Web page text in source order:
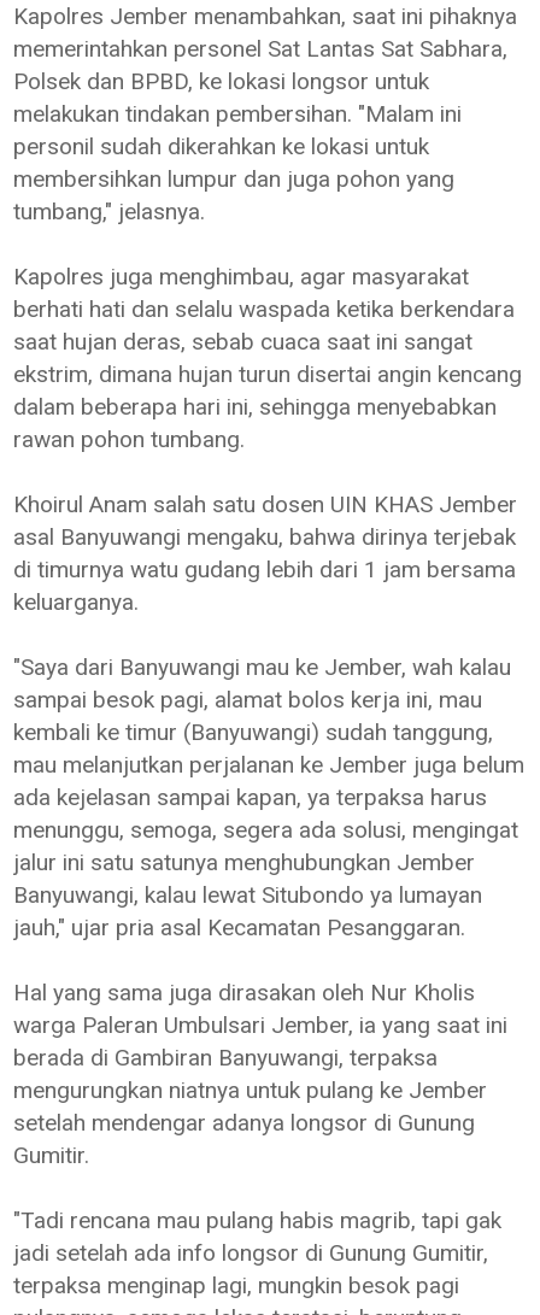
Kapolres Jember menambahkan, saat ini pihaknya
memerintahkan personel Sat Lantas Sat Sabhara,
Polsek dan BPBD, ke lokasi longsor untuk
melakukan tindakan pembersihan. "Malam ini
personil sudah dikerahkan ke lokasi untuk
membersihkan lumpur dan juga pohon yang
tumbang," jelasnya.
Kapolres juga menghimbau, agar masyarakat
berhati hati dan selalu waspada ketika berkendara
saat hujan deras, sebab cuaca saat ini sangat
ekstrim, dimana hujan turun disertai angin kencang
dalam beberapa hari ini, sehingga menyebabkan
rawan pohon tumbang.
Khoirul Anam salah satu dosen UIN KHAS Jember
asal Banyuwangi mengaku, bahwa dirinya terjebak
di timurnya watu gudang lebih dari 1 jam bersama
keluarganya.
"Saya dari Banyuwangi mau ke Jember, wah kalau
sampai besok pagi, alamat bolos kerja ini, mau
kembali ke timur (Banyuwangi) sudah tanggung,
mau melanjutkan perjalanan ke Jember juga belum
ada kejelasan sampai kapan, ya terpaksa harus
menunggu, semoga, segera ada solusi, mengingat
jalur ini satu satunya menghubungkan Jember
Banyuwangi, kalau lewat Situbondo ya lumayan
jauh," ujar pria asal Kecamatan Pesanggaran.
Hal yang sama juga dirasakan oleh Nur Kholis
warga Paleran Umbulsari Jember, ia yang saat ini
berada di Gambiran Banyuwangi, terpaksa
mengurungkan niatnya untuk pulang ke Jember
setelah mendengar adanya longsor di Gunung
Gumitir.
"Tadi rencana mau pulang habis magrib, tapi gak
jadi setelah ada info longsor di Gunung Gumitir,
terpaksa menginap lagi, mungkin besok pagi